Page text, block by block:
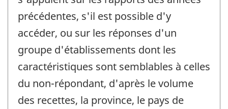
précédentes, s'il est possible d'y
accéder, ou sur les réponses d'un
groupe d'établissements dont les
caractéristiques sont semblables à celles
du non-répondant, d'après le volume
des recettes, la province, le pays de